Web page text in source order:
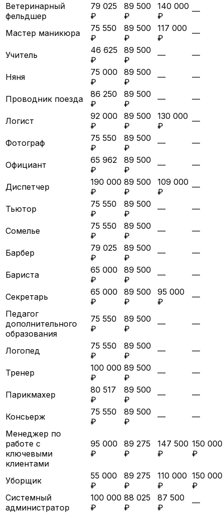
Ветеринарный
фельдшер
79 025
₽
89 500
₽
140 000
₽
—
Мастер маникюра
75 550
₽
89 500
₽
117 000
₽
—
Учитель
46 625
₽
89 500
₽
— —
Няня
75 000
₽
89 500
₽
— —
Проводник поезда
86 250
₽
89 500
₽
— —
Логист
92 000
₽
89 500
₽
130 000
₽
—
Фотограф
75 550
₽
89 500
₽
— —
Официант
65 962
₽
89 500
₽
— —
Диспетчер
190 000
₽
89 500
₽
109 000
₽
—
Тьютор
75 550
₽
89 500
₽
— —
Сомелье
75 550
₽
89 500
₽
— —
Барбер
79 025
₽
89 500
₽
— —
Бариста
65 000
₽
89 500
₽
— —
Секретарь
65 000
₽
89 500
₽
95 000
₽
—
Педагог
дополнительного
образования
75 550
₽
89 500
₽
— —
Логопед
75 550
₽
89 500
₽
— —
Тренер
100 000
₽
89 500
₽
— —
Парикмахер
80 517
₽
89 500
₽
— —
Консьерж
75 550
₽
89 500
₽
—
—
Менеджер по
работе с
ключевыми
клиентами
95 000
₽
89 275
₽
147 500
₽
150 000
₽
Уборщик
55 000
₽
89 275
₽
110 000
₽
150 000
₽
Системный
администратор
100 000
₽
88 025
₽
87 500
₽
—